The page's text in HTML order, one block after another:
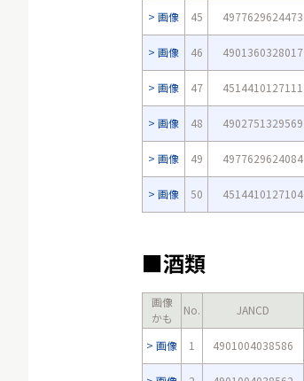
画像 45 4977629624473
画像 46 4901360328017
画像 47 4514410127111
画像 48 4902751329569
画像 49 4977629624084
画像 50 4514410127104
■酒類
画像
かも
No. JANCD
画像 1 4901004038586